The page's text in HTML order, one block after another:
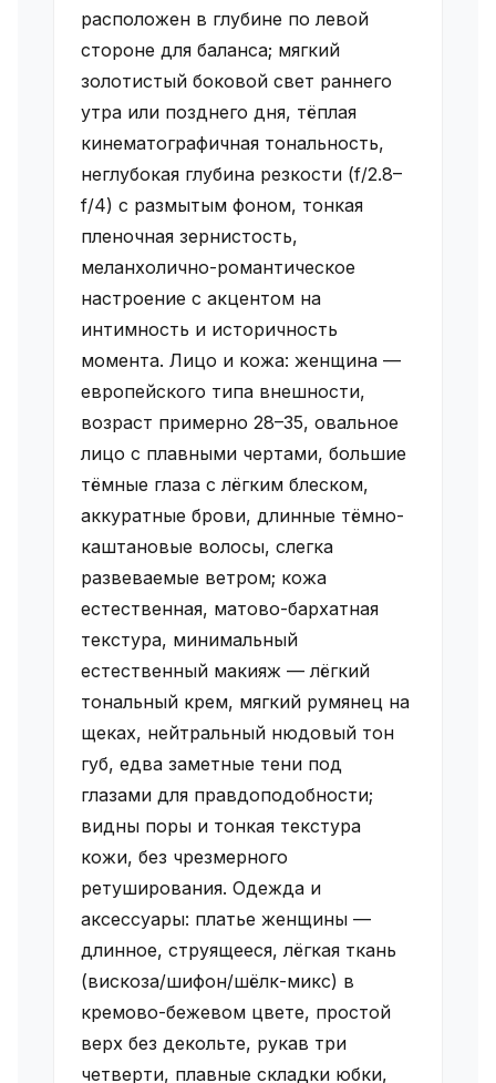
расположен в глубине по левой
стороне для баланса; мягкий
золотистый боковой свет раннего
утра или позднего дня, тёплая
кинематографичная тональность,
неглубокая глубина резкости (f/2.8–
f/4) с размытым фоном, тонкая
пленочная зернистость,
меланхолично-романтическое
настроение с акцентом на
интимность и историчность
момента. Лицо и кожа: женщина —
европейского типа внешности,
возраст примерно 28–35, овальное
лицо с плавными чертами, большие
тёмные глаза с лёгким блеском,
аккуратные брови, длинные тёмно-
каштановые волосы, слегка
развеваемые ветром; кожа
естественная, матово-бархатная
текстура, минимальный
естественный макияж — лёгкий
тональный крем, мягкий румянец на
щеках, нейтральный нюдовый тон
губ, едва заметные тени под
глазами для правдоподобности;
видны поры и тонкая текстура
кожи, без чрезмерного
ретуширования. Одежда и
аксессуары: платье женщины —
длинное, струящееся, лёгкая ткань
(вискоза/шифон/шёлк-микс) в
кремово-бежевом цвете, простой
верх без декольте, рукав три
четверти, плавные складки юбки,